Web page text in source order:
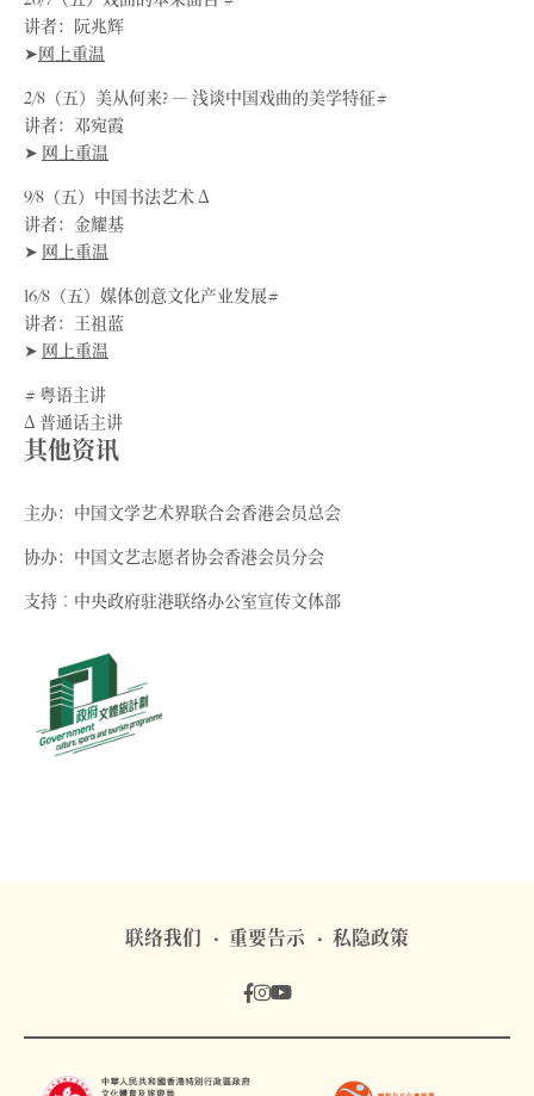
讲者：阮兆辉
➤网上重温
2/8（五）美从何来? ― 浅谈中国戏曲的美学特征#
讲者：邓宛霞
➤ 网上重温
9/8（五）中国书法艺术 Δ
讲者：金耀基
➤ 网上重温
16/8（五）媒体创意文化产业发展#
讲者：王祖蓝
➤ 网上重温
# 粤语主讲
Δ 普通话主讲
其他资讯
主办：中国文学艺术界联合会香港会员总会
协办：中国文艺志愿者协会香港会员分会
支持︰中央政府驻港联络办公室宣传文体部
联络我们 重要告示 私隐政策